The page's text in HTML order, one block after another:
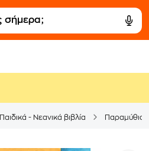
Παιδικά - Νεανικά βιβλία Παραμύθια